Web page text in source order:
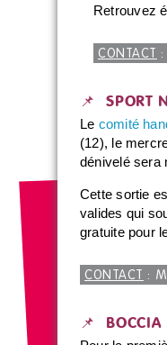
Retrouvez
CONTACT :
📌 SPORT
Le comité
(12), le
dénivelé sera
Cette sortie
valides qui
gratuite pour
CONTACT :
📌 BOCCIA